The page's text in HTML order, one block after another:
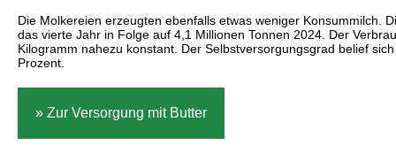
Die Molkereien erzeugten ebenfalls etwas weniger Konsummilch.
das vierte Jahr in Folge auf 4,1 Millionen Tonnen 2024. Der
Kilogramm nahezu konstant. Der Selbstversorgungsgrad belief
Prozent.
» Zur Versorgung mit Butter